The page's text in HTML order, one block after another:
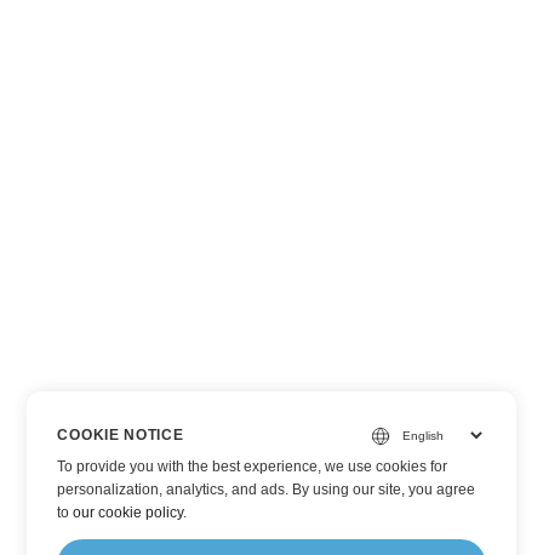
COOKIE NOTICE
To provide you with the best experience, we use cookies for
personalization, analytics, and ads. By using our site, you agree
toour cookie policy.